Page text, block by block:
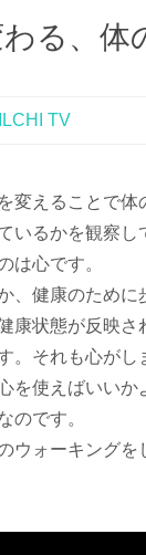
る、体
ILCHI TV
変えることで体
いるかを観察し
は心です。
、健康のために
康状態が反映さ
。それも心がし
を使えばいいか
のです。
ウォーキングを